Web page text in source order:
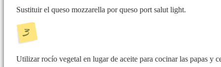
Sustituir el queso mozzarella por queso port salut light.
Utilizar rocío vegetal en lugar de aceite para cocinar las papas y